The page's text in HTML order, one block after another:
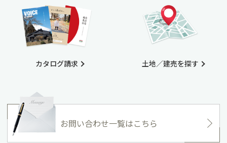
カタログ請求 土地／建売を探す
お問い合わせ一覧はこちら